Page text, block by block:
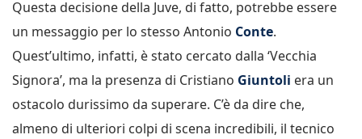
Questa decisione della Juve, di fatto, potrebbe essere
un messaggio per lo stesso Antonio Conte.
Quest’ultimo, infatti, è stato cercato dalla ‘Vecchia
Signora’, ma la presenza di Cristiano Giuntoli era un
ostacolo durissimo da superare. C’è da dire che,
almeno di ulteriori colpi di scena incredibili, il tecnico